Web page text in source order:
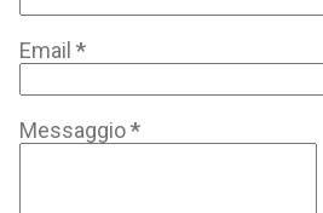
Email *
Messaggio*